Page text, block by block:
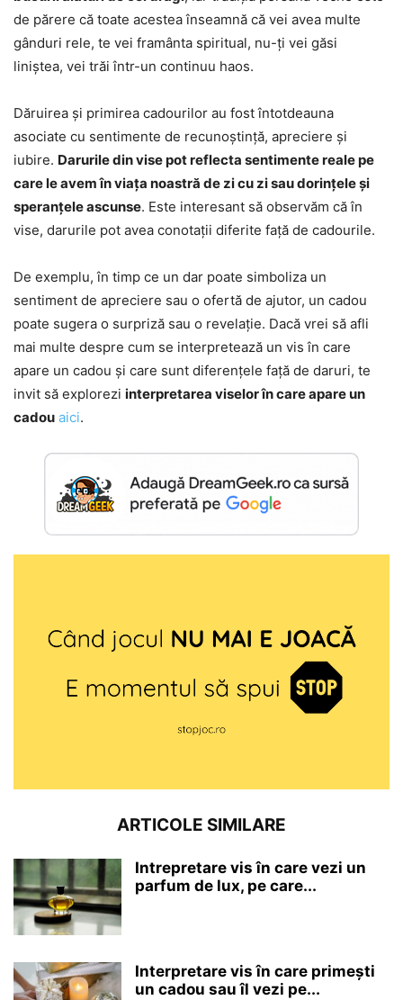
de părere că toate acestea înseamnă că vei avea multe
gânduri rele, te vei framânta spiritual, nu-ți vei găsi
liniștea, vei trăi într-un continuu haos.
Dăruirea și primirea cadourilor au fost întotdeauna
asociate cu sentimente de recunoștință, apreciere și
iubire. Darurile din vise pot reflecta sentimente reale pe
care le avem în viața noastră de zi cu zi sau dorințele și
speranțele ascunse. Este interesant să observăm că în
vise, darurile pot avea conotații diferite față de cadourile.
De exemplu, în timp ce un dar poate simboliza un
sentiment de apreciere sau o ofertă de ajutor, un cadou
poate sugera o surpriză sau o revelație. Dacă vrei să afli
mai multe despre cum se interpretează un vis în care
apare un cadou și care sunt diferențele față de daruri, te
invit să explorezi interpretarea viselor în care apare un
cadou aici.
ARTICOLE SIMILARE
Intrepretare vis în care vezi un
parfum de lux, pe care...
Interpretare vis în care primești
un cadou sau îl vezi pe...